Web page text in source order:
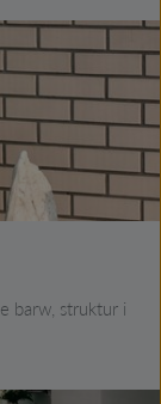
barw, struktur i